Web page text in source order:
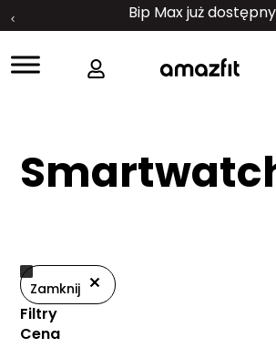
Bip Max już
Zamknij
Filtry
Cena